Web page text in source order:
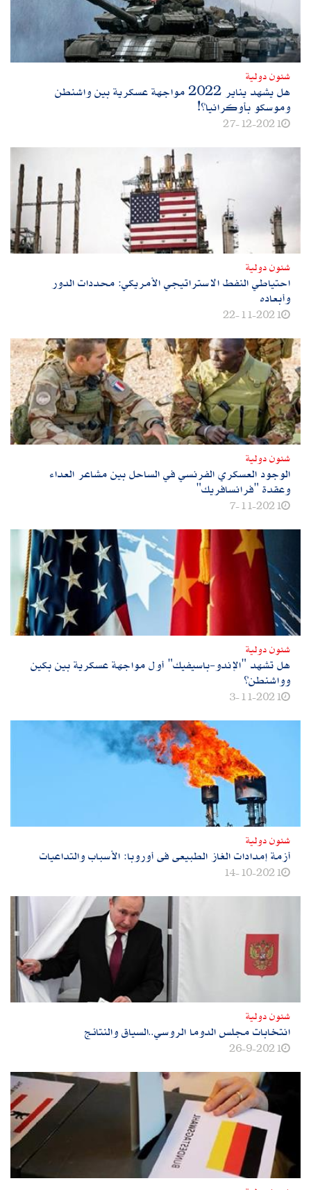
شئون دولية
هل يشهد يناير 2022 مواجهة عسكرية بين واشنطن
وموسكو بأوكرانيا؟!
27-12-2021
شئون دولية
احتياطي النفط الاستراتيجي الأمريكي: محددات الدور
وأبعاده
22-11-2021
شئون دولية
الوجود العسكري الفرنسي في الساحل بين مشاعر العداء
وعقدة "فرانسافريك"
7-11-2021
شئون دولية
هل تشهد "الإندو-باسيفيك" أول مواجهة عسكرية بين بكين
وواشنطن؟
3-11-2021
شئون دولية
أزمة إمدادات الغاز الطبيعى فى أوروبا: الأسباب والتداعيات
14-10-2021
شئون دولية
انتخابات مجلس الدوما الروسي..السياق والنتائج
26-9-2021